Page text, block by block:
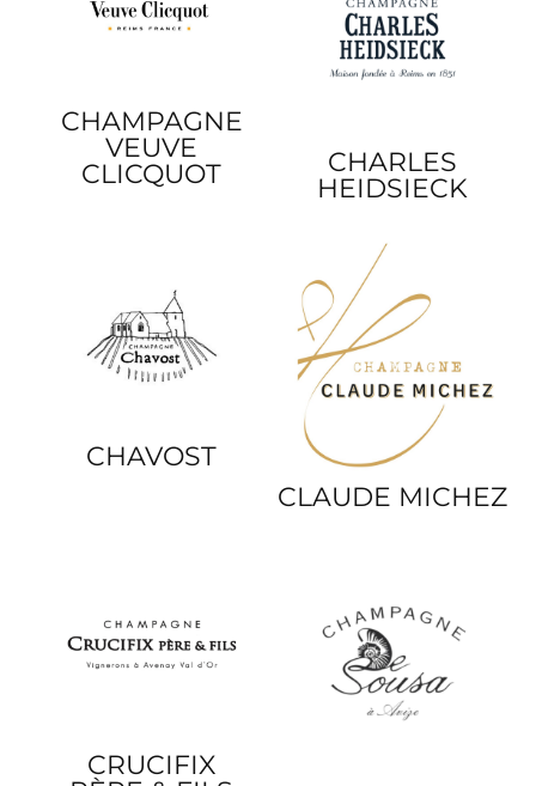
CHAMPAGNE
VEUVE
CLICQUOT
CHARLES
HEIDSIECK
CHAVOST
CLAUDE MICHEZ
CRUCIFIX